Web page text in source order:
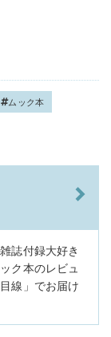
ムック本
誌付録大好き
ク本のレビュ
線」でお届け